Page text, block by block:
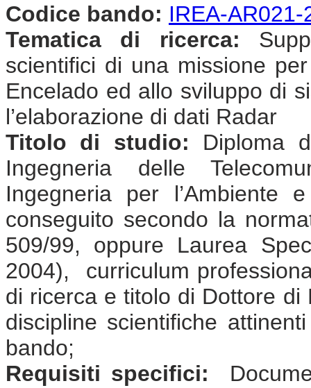
Codice bando: IREA-AR021-
Tematica di ricerca:
scientifici di una missione
Encelado ed allo sviluppo di
l’elaborazione di dati Radar
Titolo di studio: Diploma
Ingegneria delle
Ingegneria per l’Ambiente
conseguito secondo la
509/99, oppure Laurea
2004), curriculum
di ricerca e titolo di Dottore
discipline scientifiche
bando;
Requisiti specifici: